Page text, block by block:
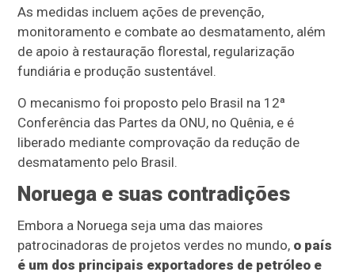
As medidas incluem ações de prevenção,
monitoramento e combate ao desmatamento, além
de apoio à restauração florestal, regularização
fundiária e produção sustentável.
O mecanismo foi proposto pelo Brasil na 12ª
Conferência das Partes da ONU, no Quênia, e é
liberado mediante comprovação da redução de
desmatamento pelo Brasil.
Noruega e suas contradições
Embora a Noruega seja uma das maiores
patrocinadoras de projetos verdes no mundo, o país
é um dos principais exportadores de petróleo e